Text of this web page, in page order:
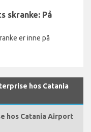
skranke: På
er inne på
hos Catania
hos Catania Airport